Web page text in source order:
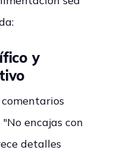
y
encajas con
detalles